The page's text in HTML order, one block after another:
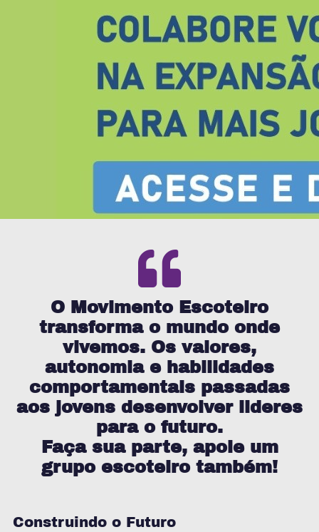
O Movimento Escoteiro
transforma o mundo onde
vivemos. Os valores,
autonomia e habilidades
comportamentais passadas
aos jovens desenvolver lideres
para o futuro.
Faça sua parte, apoie um
grupo escoteiro também!
Construindo o Futuro